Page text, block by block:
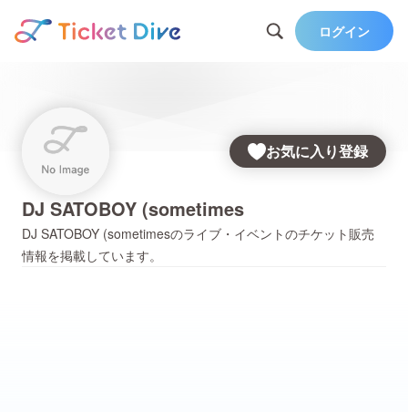
ログイン
お気に入り登録
DJ SATOBOY (sometimes
DJ SATOBOY (sometimesのライブ・イベントのチケット販売
情報を掲載しています。